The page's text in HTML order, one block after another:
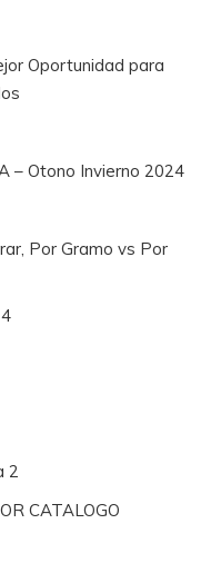
Oportunidad para
– Otono Invierno 2024
Por Gramo vs Por
2
CATALOGO